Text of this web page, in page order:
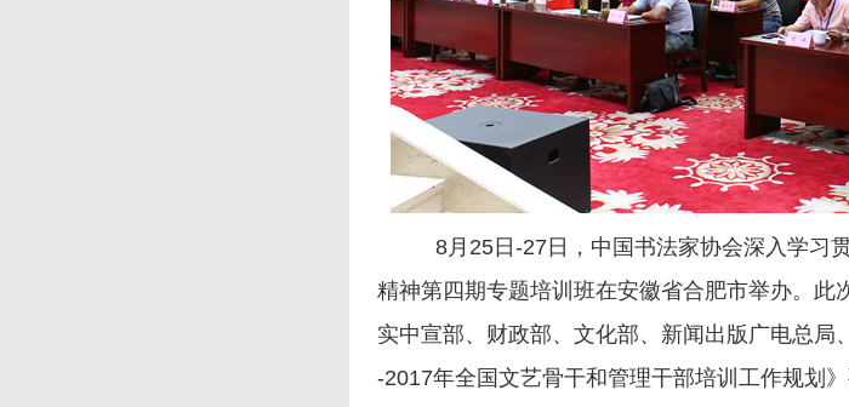
8月25日-27日，中国书法家协会深入学习
精神第四期专题培训班在安徽省合肥市举办。
实中宣部、财政部、文化部、新闻出版广电总
-2017年全国文艺骨干和管理干部培训工作规划